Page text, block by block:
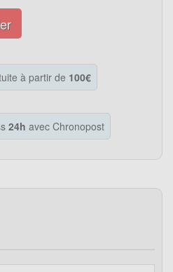
à partir de 100€
24h avec Chronopost